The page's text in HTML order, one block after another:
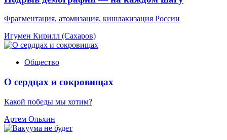
Фрагментация, атомизация, кишлакизация России
Игумен Кирилл (Сахаров)
Общество
О сердцах и сокровищах
Какой победы мы хотим?
Артем Ольхин